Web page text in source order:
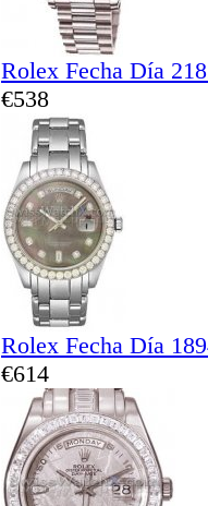
Rolex Fecha Día
€538
Rolex Fecha Día
€614